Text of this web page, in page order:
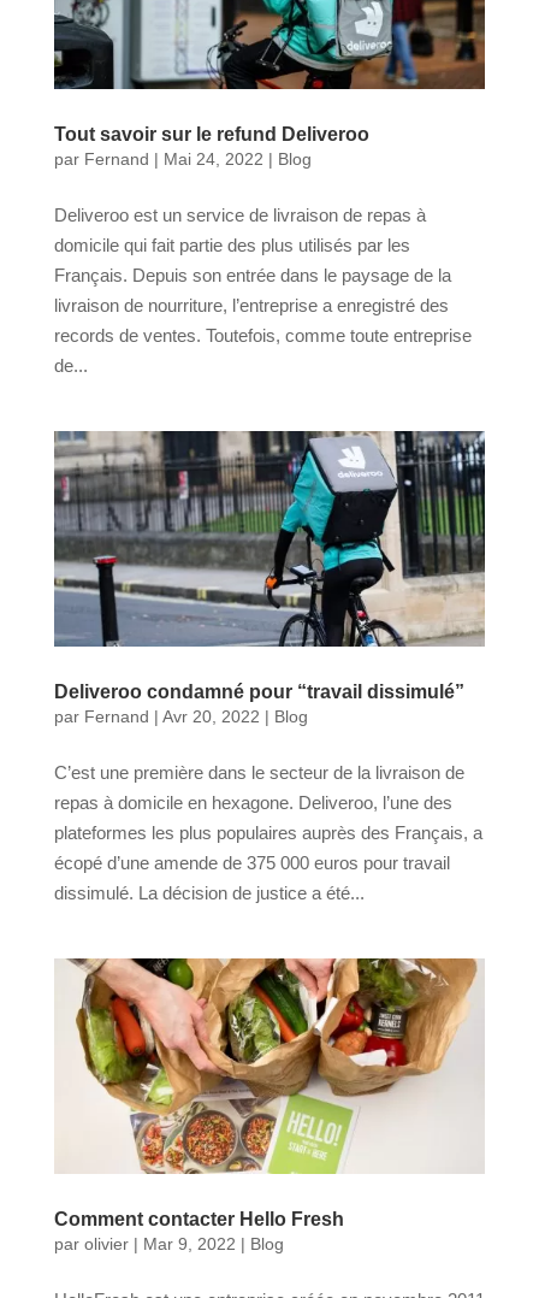
Tout savoir sur le refund Deliveroo
par Fernand | Mai 24, 2022 | Blog
Deliveroo est un service de livraison de repas à
domicile qui fait partie des plus utilisés par les
Français. Depuis son entrée dans le paysage de la
livraison de nourriture, l’entreprise a enregistré des
records de ventes. Toutefois, comme toute entreprise
de...
Deliveroo condamné pour “travail dissimulé”
par Fernand | Avr 20, 2022 | Blog
C’est une première dans le secteur de la livraison de
repas à domicile en hexagone. Deliveroo, l’une des
plateformes les plus populaires auprès des Français, a
écopé d’une amende de 375 000 euros pour travail
dissimulé. La décision de justice a été...
Comment contacter Hello Fresh
par olivier| Mar 9, 2022 | Blog